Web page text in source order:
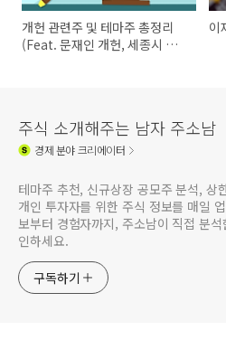
개헌 관련주 및 테마주 총정리
(Feat. 문재인 개헌, 세종시 수
이
주식 소개해주는 남자 주소남
경제분야 크리에이터
테마주 추천, 신규상장 공모주 분석, 상
개인 투자자를 위한 주식 정보를 매일
보부터 경험자까지, 주소남이 직접 분
인하세요.
구독하기